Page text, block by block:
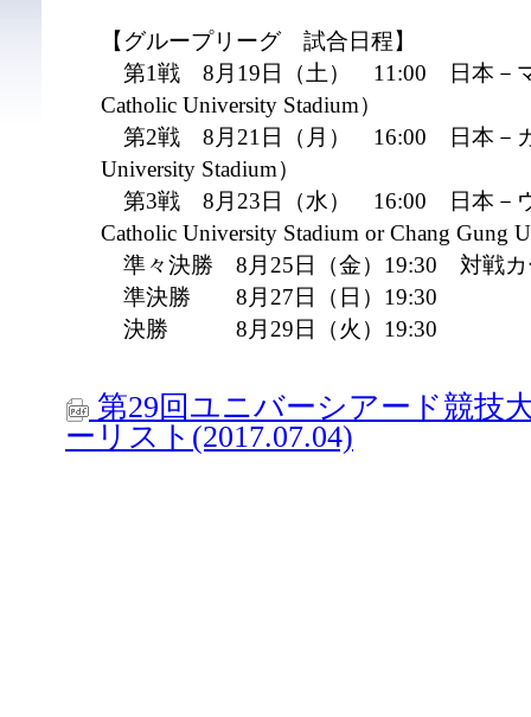
【グループリーグ 試合日程】
第1戦 8月19日（土） 11:00 日本－マ
Catholic University Stadium）
第2戦 8月21日（月） 16:00 日本－カ
University Stadium）
第3戦 8月23日（水） 16:00 日本－ウ
Catholic University Stadium or Chang Gung
準々決勝 8月25日（金）19:30 対戦カ
準決勝 8月27日（日）
決勝 8月29日（火）
第29回ユニバーシアード競技
ーリスト(2017.07.04)